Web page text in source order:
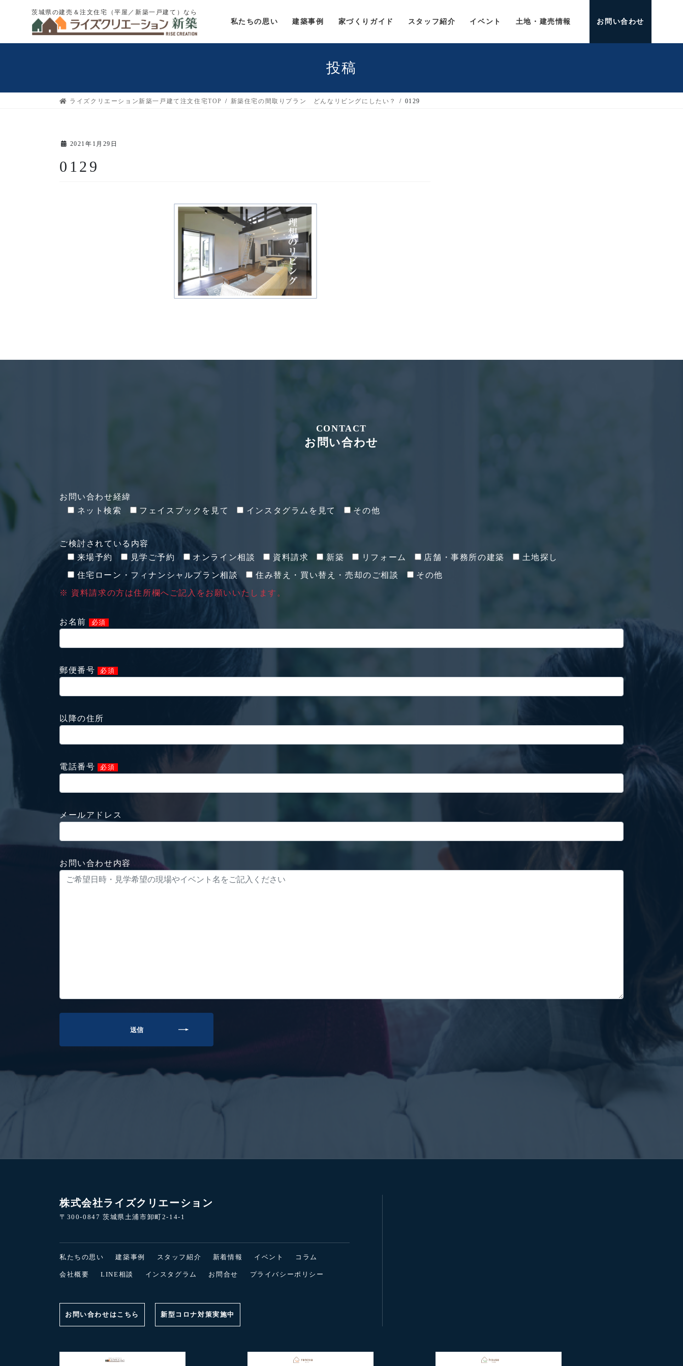
ン
キ
ー
に
茨城県の建売＆注文住宅（平屋／新築一戸建て）なら
私たちの思い 建築事例 家づくりガイド スタッフ紹介 イベント 土地・建売情報 お問い合わせ
投稿
ライズクリエーション新築一戸建て注文住宅TOP 新築住宅の間取りプラン どんなリビングにしたい？ 0129
2021年1月29日
0129
CONTACT
お問い合わせ
お問い合わせ経緯
ネット検索
フェイスブックを見て インスタグラムを見て その他
ご検討されている内容
来場予約
見学ご予約 オンライン相談 資料請求 新築 リフォーム 店舗・事務所の建築 土地探し
住宅ローン・フィナンシャルプラン相談 住み替え・買い替え・売却のご相談 その他
※ 資料請求の方は住所欄へご記入をお願いいたします。
お名前 必須
郵便番号 必須
以降の住所
電話番号 必須
メールアドレス
お問い合わせ内容
株式会社ライズクリエーション
〒300-0847 茨城県土浦市卸町2-14-1
私たちの思い 建築事例 スタッフ紹介 新着情報 イベント コラム
会社概要 LINE相談 インスタグラム お問合せ プライバシーポリシー
お問い合わせはこちら 新型コロナ対策実施中